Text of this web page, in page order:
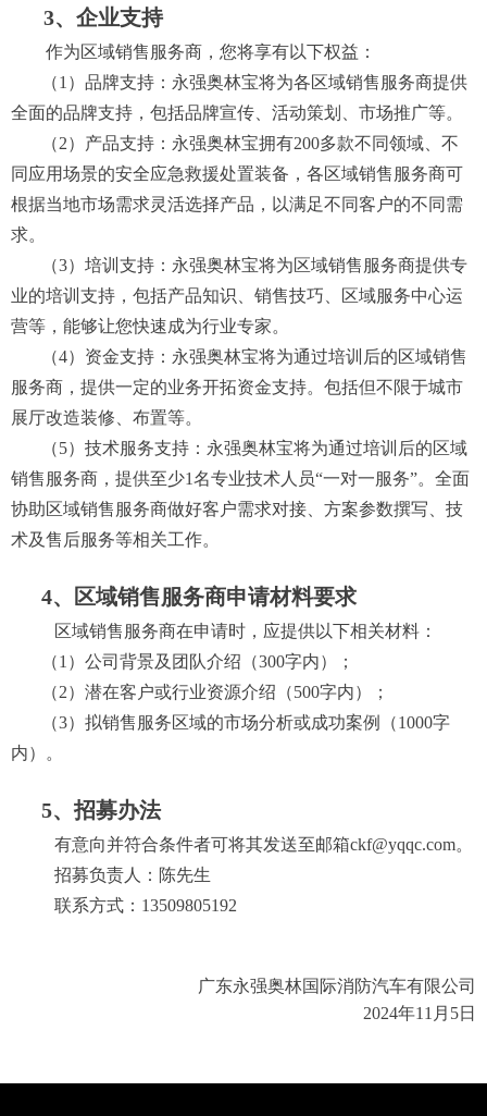
3、企业支持
作为区域销售服务商 ，您将享有以下权益：
（1 ）品牌支持： 永强奥林宝将为各区域销售服务商提供
全面的品牌支持，包括品牌宣传、活动策划、市场推广等。
（2） 产品支持：永强奥林宝拥有200多款不同领域、不
同应用场景的安全应急救援处置装备，各区域销售服务商可
根据当地市场需求灵活选择产品， 以满足不同客户的不同需
求。
（3）培训支持： 永强奥林宝将为区域销售服务商提供专
业的培训支持，包括产品知识、销售技巧、
区域服务中心运
营等， 能够让您快速成为行业专家。
（4） 资金支持：永强奥林宝将为通过培训后的区域销售
服务商，提供一定的业务开拓资金支持。包括但不限于城市
展厅改造装修、布置等。
（5）技术服务支持：永强奥林宝将为通过培训后的区域
销售服务商 ，提供至少1名专业技术人员“一对一服务”。全面
协助区域销售服务商做好客户需求对接、方案参数撰写、技
术及售后服务等相关工作。
4、区域销售服务商申请材料要求
区域销售服务商在申请时，应提供以下相关材料：
（1 ）公司背景及团队介绍 （300字内）；
（2）潜在客户或行业资源介绍 （500字内）；
（3）拟销售服务区域的市场分析或成功案例（1000字
内）。
5、招募办法
有意向并符合条件者可将其发送至邮箱ckf@yqqc.com。
招募负责人：陈先生
联系方式：13509805192
广东永强奥林国际消防汽车有限公司
2024年11月5日